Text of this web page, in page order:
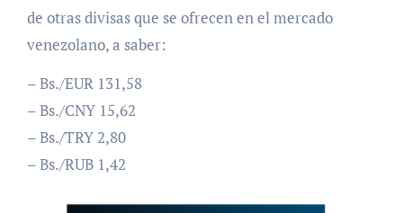
de otras divisas que se ofrecen en el mercado
venezolano, a saber:
– Bs./EUR 131,58
– Bs./CNY 15,62
– Bs./TRY 2,80
– Bs./RUB 1,42